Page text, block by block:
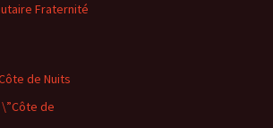
Fraternité
de Nuits
de